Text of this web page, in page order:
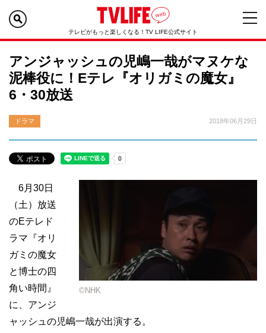
テレビがもっと楽しくなる！TV LIFE公式サイト
アンジャッシュの児嶋一哉がマヌケな
泥棒役に！Eテレ『オリガミの魔女』
6・30放送
ドラマ 2018年06月29日
©NHK
6月30日
（土）放送
のEテレド
ラマ『オリ
ガミの魔女
と博士の四
角い時間』
に、アンジ
ャッシュの児嶋一哉が出演する。